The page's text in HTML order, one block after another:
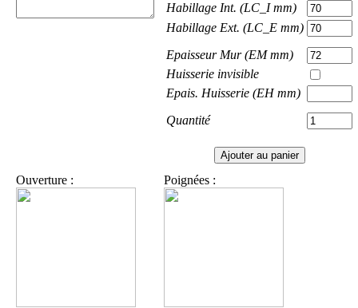
Habillage Int. (LC_I mm)
Habillage Ext. (LC_E mm)
Epaisseur Mur (EM mm)
Huisserie invisible
Epais. Huisserie (EH mm)
Quantité
Ouverture : Poignées :